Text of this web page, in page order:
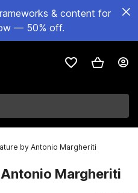
& content for
— 50% off.
by Antonio Margheriti
Margheriti